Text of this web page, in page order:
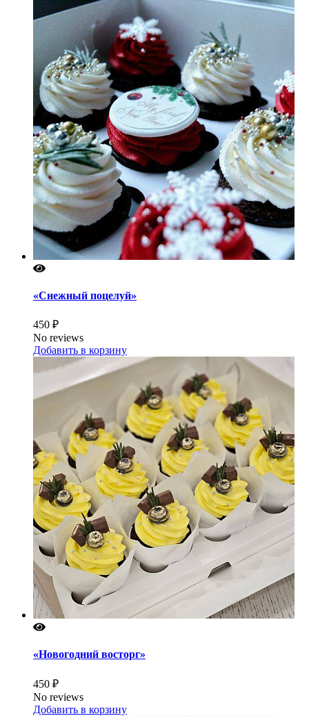
«Снежный поцелуй»
450 ₽
No reviews
Добавить в корзину
«Новогодний восторг»
450 ₽
No reviews
Добавить в корзину